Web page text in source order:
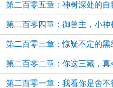
第二百零五章：神树深处的
兵。
第二百零四章：御兽主，小神
第二百零三章：惊疑不定的黑
第二百零二章：你这三藏，真
第二百零一章：我看你是舍